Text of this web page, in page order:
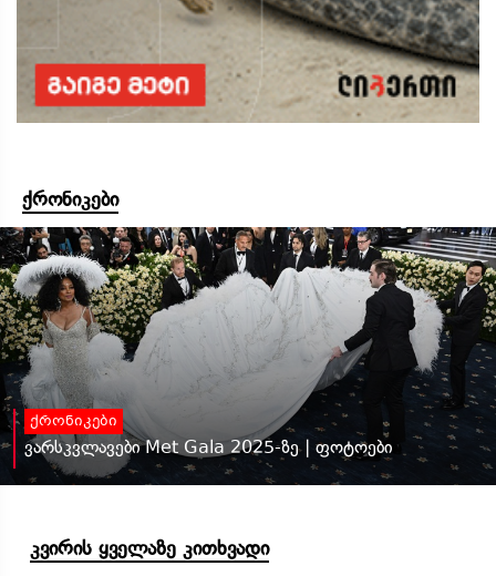
ქრონიკები
ქრონიკები
ვარსკვლავები Met Gala 2025-ზე | ფოტოები
კვირის ყველაზე კითხვადი